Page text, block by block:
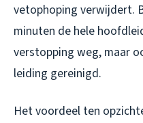
vetophoping verwijdert.
minuten de hele
verstopping weg, maar
leiding gereinigd.
Het voordeel ten